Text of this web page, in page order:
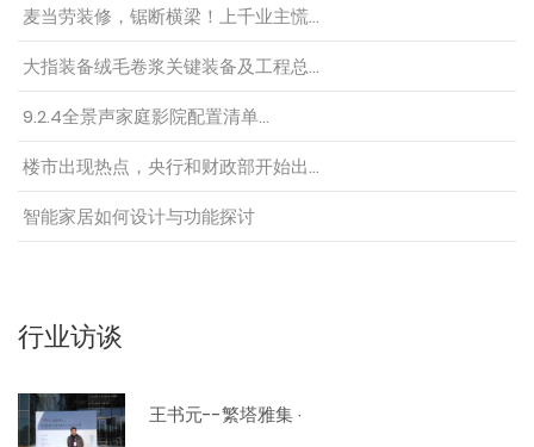
麦当劳装修，锯断横梁！上千业主慌…
大指装备绒毛卷浆关键装备及工程总…
9.2.4全景声家庭影院配置清单…
楼市出现热点，央行和财政部开始出…
智能家居如何设计与功能探讨
行业访谈
王书元--繁塔雅集 ·